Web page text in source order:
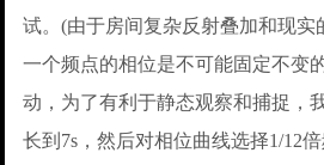
试。(由于房间复杂反射叠加和现实
一个频点的相位是不可能固定不变
动，为了有利于静态观察和捕捉，
长到7s，然后对相位曲线选择1/12